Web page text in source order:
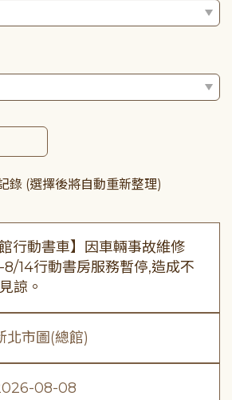
錄 (選擇後將自動重新整理)
行動書車】因車輛事故維修
14行動書房服務暫停,造成不
諒。
北市圖(總館)
08-08